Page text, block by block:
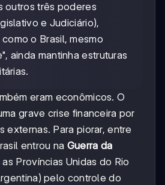
outros três poderes
e Judiciário),
o Brasil, mesmo
ainda mantinha estruturas
eram econômicos. O
grave crise financeira por
externas. Para piorar, entre
entrou na Guerra da
Províncias Unidas do Rio
pelo controle do